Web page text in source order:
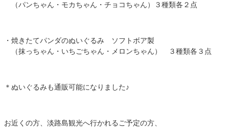
（パンちゃん・モカちゃん・チョコちゃん）３種類各２点
・焼きたてパンダのぬいぐるみ ソフトボア製
（抹っちゃん・いちごちゃん・メロンちゃん） ３種類各３点
＊ぬいぐるみも通販可能になりました♪
お近くの方、淡路島観光へ行かれるご予定の方、